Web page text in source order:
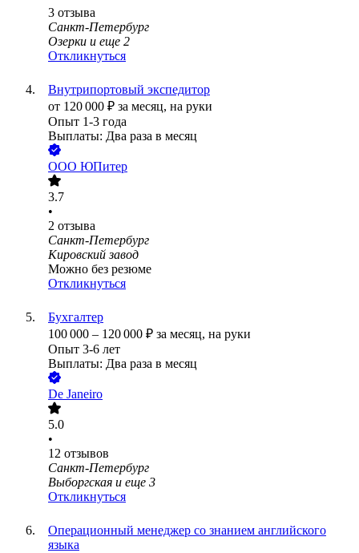
3 отзыва
Санкт-Петербург
Озерки и еще 2
Откликнуться
Внутрипортовый экспедитор
от 120 000 ₽ за месяц, на руки
Опыт 1-3 года
Выплаты: Два раза в месяц
ООО ЮПитер
3.7
•
2 отзыва
Санкт-Петербург
Кировский завод
Можно без резюме
Откликнуться
Бухгалтер
100 000 – 120 000 ₽ за месяц, на руки
Опыт 3-6 лет
Выплаты: Два раза в месяц
De Janeiro
5.0
•
12 отзывов
Санкт-Петербург
Выборгская и еще 3
Откликнуться
Операционный менеджер со знанием английского
языка